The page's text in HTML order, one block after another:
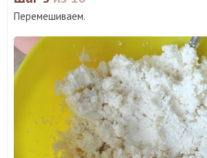
Перемешиваем.